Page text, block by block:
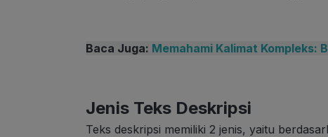
Baca Juga: Memahami Kalimat Kompleks:
Jenis Teks Deskripsi
Teks deskripsi memiliki 2 jenis, yaitu